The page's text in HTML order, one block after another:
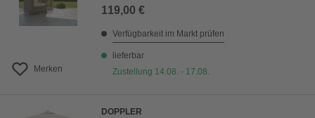
Merken
119,00 €
Verfügbarkeit im Markt prüfen
lieferbar
Zustellung 14.08. - 17.08.
DOPPLER